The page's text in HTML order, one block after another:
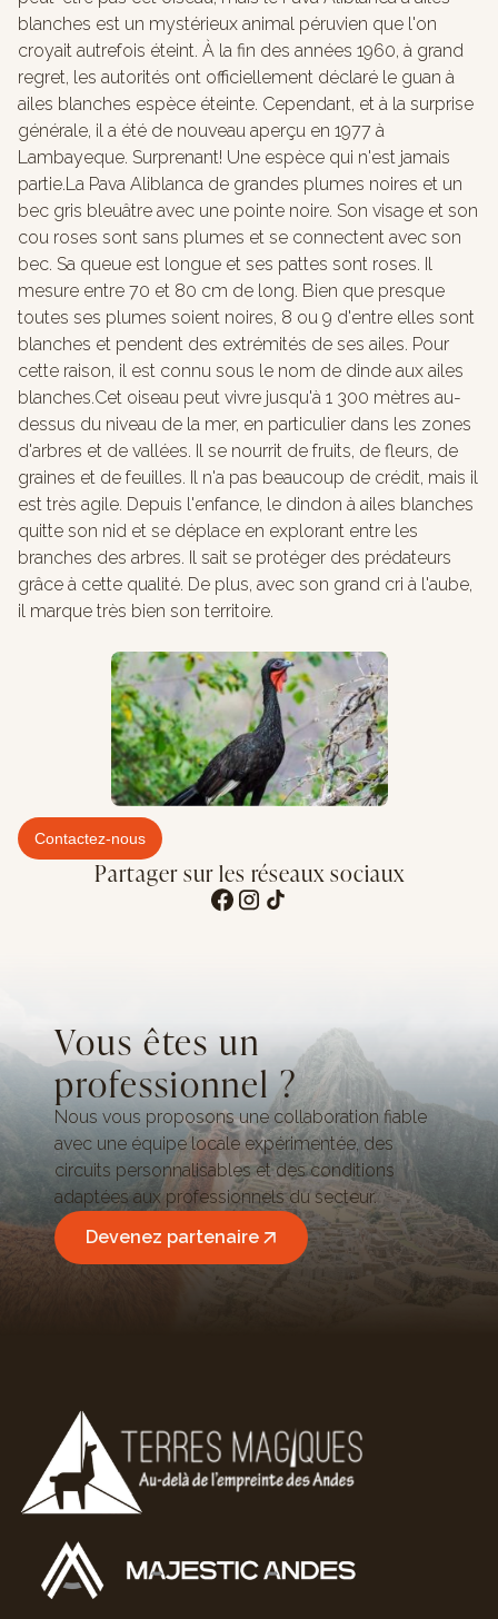
blanches est un mystérieux animal péruvien que l'on
croyait autrefois éteint. À la fin des années 1960, à grand
regret, les autorités ont officiellement déclaré le guan à
ailes blanches espèce éteinte. Cependant, et à la surprise
générale, il a été de nouveau aperçu en 1977 à
Lambayeque. Surprenant! Une espèce qui n'est jamais
partie.La Pava Aliblanca de grandes plumes noires et un
bec gris bleuâtre avec une pointe noire. Son visage et son
cou roses sont sans plumes et se connectent avec son
bec. Sa queue est longue et ses pattes sont roses. Il
mesure entre 70 et 80 cm de long. Bien que presque
toutes ses plumes soient noires, 8 ou 9 d'entre elles sont
blanches et pendent des extrémités de ses ailes. Pour
cette raison, il est connu sous le nom de dinde aux ailes
blanches.Cet oiseau peut vivre jusqu'à 1 300 mètres au-
dessus du niveau de la mer, en particulier dans les zones
d'arbres et de vallées. Il se nourrit de fruits, de fleurs, de
graines et de feuilles. Il n'a pas beaucoup de crédit, mais il
est très agile. Depuis l'enfance, le dindon à ailes blanches
quitte son nid et se déplace en explorant entre les
branches des arbres. Il sait se protéger des prédateurs
grâce à cette qualité. De plus, avec son grand cri à l'aube,
il marque très bien son territoire.
Contactez-nous
Partager sur les réseaux sociaux
Vous êtes un
professionnel ?
Nous vous proposons une collaboration fiable
avec une équipe locale expérimentée, des
circuits personnalisables et des conditions
adaptées aux professionnels du secteur.
Devenez partenaire